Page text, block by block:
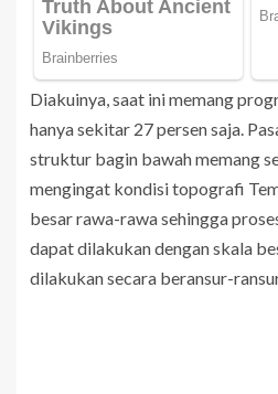
Diakuinya, saat ini memang
hanya sekitar 27 persen saja.
struktur bagin bawah memang
mengingat kondisi topografi
besar rawa-rawa sehingga
dapat dilakukan dengan skala
dilakukan secara beransur-